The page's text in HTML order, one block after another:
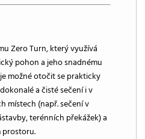
Zero Turn, který využívá
pohon a jeho snadnému
možné otočit se prakticky
a čisté sečení i v
místech (např. sečení v
terénních překážek) a
prostoru.